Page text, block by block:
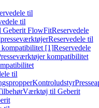
til
til
FlowFitReservedele
Reservedele til
[1]Reservedele
kompatibilitet
til
Kontroludstyr
Værktøj til Geberit